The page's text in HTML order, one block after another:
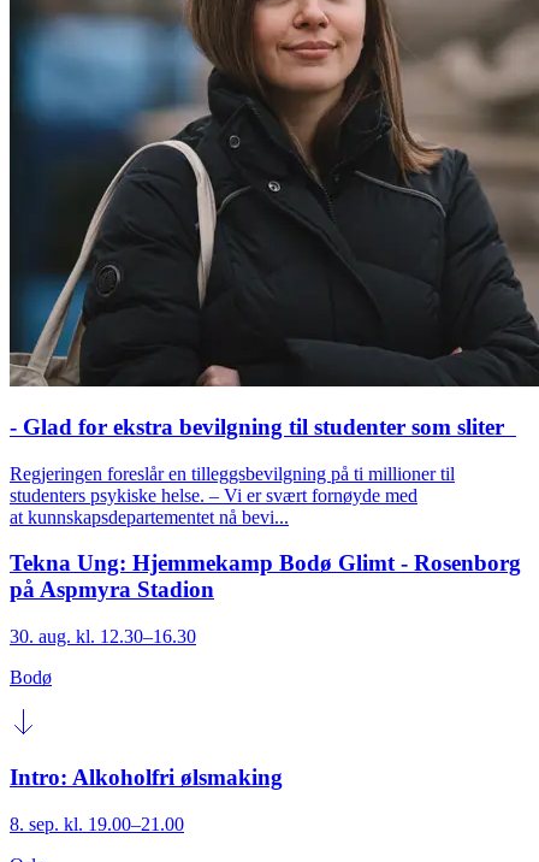
- Glad for ekstra bevilgning til studenter som sliter
Regjeringen foreslår en tilleggsbevilgning på ti millioner til
studenters psykiske helse. – Vi er svært fornøyde med
at kunnskapsdepartementet nå bevi...
Tekna Ung: Hjemmekamp Bodø Glimt - Rosenborg
på Aspmyra Stadion
30. aug. kl. 12.30–16.30
Bodø
Intro: Alkoholfri ølsmaking
8. sep. kl. 19.00–21.00